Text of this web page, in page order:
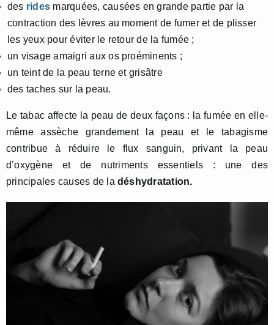
des rides marquées, causées en grande partie par la
contraction des lèvres au moment de fumer et de plisser
les yeux pour éviter le retour de la fumée ;
un visage amaigri aux os proéminents ;
un teint de la peau terne et grisâtre
des taches sur la peau.
Le tabac affecte la peau de deux façons : la fumée en elle-
même assèche grandement la peau et le tabagisme
contribue à réduire le flux sanguin, privant la peau
d’oxygène et de nutriments essentiels : une des
principales causes de ladéshydratation.